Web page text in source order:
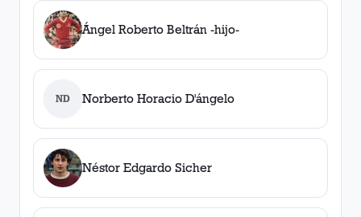
Ángel Roberto Beltrán -hijo-
ND Norberto Horacio D'ángelo
Néstor Edgardo Sicher